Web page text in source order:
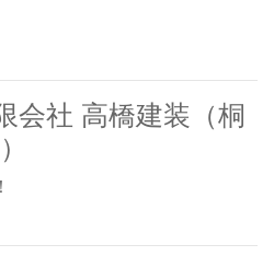
会社 高橋建装（桐